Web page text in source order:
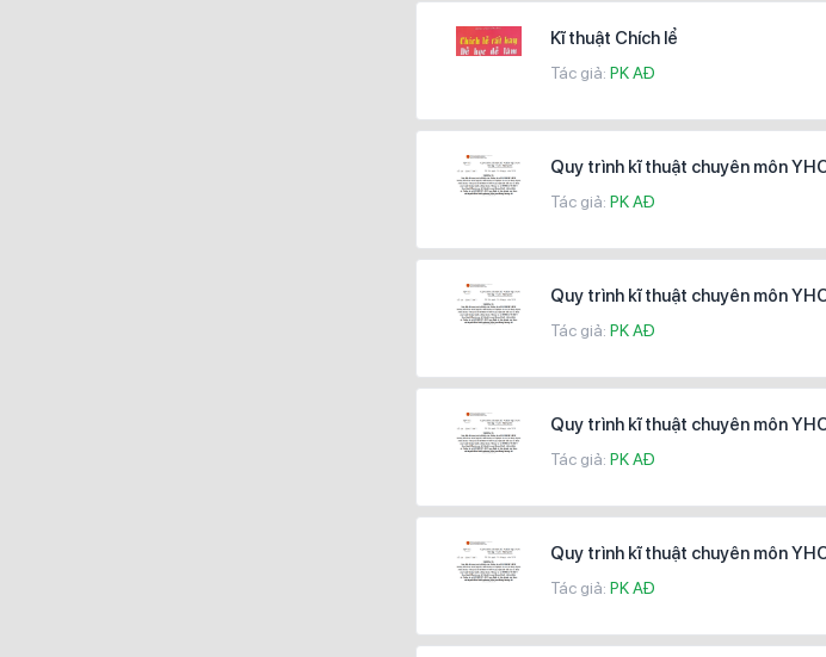
Kĩ thuật Chích lể
Tác giả: PK AĐ
Quy trình kĩ thuật chuyên môn
Tác giả: PK AĐ
Quy trình kĩ thuật chuyên môn
Tác giả: PK AĐ
Quy trình kĩ thuật chuyên môn
Tác giả: PK AĐ
Quy trình kĩ thuật chuyên môn
Tác giả: PK AĐ